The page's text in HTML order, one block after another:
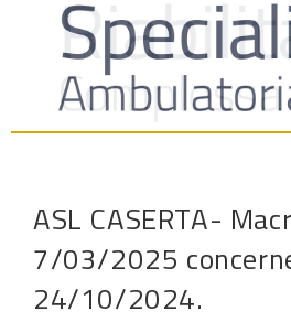
ASL CASERTA-
7/03/2025
24/10/2024.